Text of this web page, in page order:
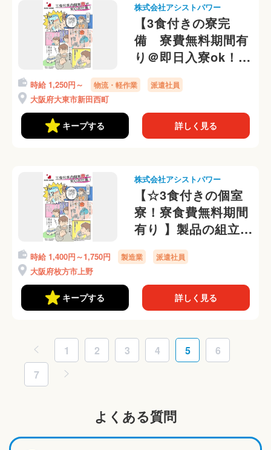
株式会社アシストパワー
【3食付きの寮完
備 寮費無料期間有
り＠即日入寮ok！】
未経験歓迎！倉庫内
で飲料補充の簡単サ
時給 1,250円～ 物流・軽作業 派遣社員
大阪府大東市新田西町
キープする 詳しく見る
株式会社アシストパワー
【☆3食付きの個室
寮！寮食費無料期間
有り 】製品の組立て
作業など！即日入
寮・日払いOK◎
時給 1,400円～1,750円 製造業 派遣社員
大阪府枚方市上野
キープする 詳しく見る
1 2 3 4 5
6
7
よくある質問